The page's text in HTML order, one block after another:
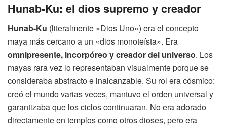
Hunab-Ku: el dios supremo y creador
Hunab-Ku (literalmente «Dios Uno») era el concepto
maya más cercano a un «dios monoteísta». Era
omnipresente, incorpóreo y creador del universo. Los
mayas rara vez lo representaban visualmente porque se
consideraba abstracto e inalcanzable. Su rol era cósmico:
creó el mundo varias veces, mantuvo el orden universal y
garantizaba que los ciclos continuaran. No era adorado
directamente en templos como otros dioses, pero era